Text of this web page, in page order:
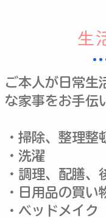
生
ご本人が日常生
な家事をお手伝
・掃除、整理整
・洗濯
・調理、配膳、
・日用品の買い
・ベッドメイク